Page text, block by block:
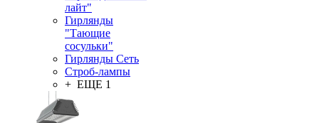
лайт"
Гирлянды
"Тающие
сосульки"
Гирлянды Сеть
Строб-лампы
+ ЕЩЕ 1